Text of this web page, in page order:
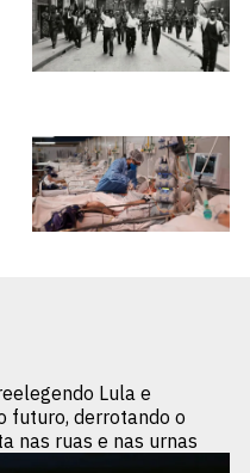
Lula e
futuro, derrotando o
nas ruas e nas urnas